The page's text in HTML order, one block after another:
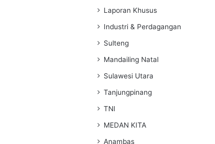
Laporan Khusus
Industri & Perdagangan
Sulteng
Mandailing Natal
Sulawesi Utara
Tanjungpinang
TNI
MEDAN KITA
Anambas